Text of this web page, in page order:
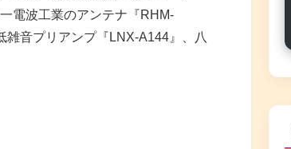
電波工業のアンテナ『RHM-
音プリアンプ『LNX-A144』、八